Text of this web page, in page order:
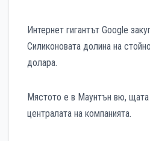
Интернет гигантът Google
Силиконовата долина на
долара.
Мястото е в Маунтън вю,
централата на компанията.